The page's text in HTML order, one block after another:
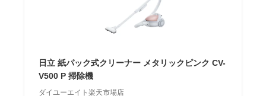
日立 紙パック式クリーナー メタリックピンク CV-
V500 P 掃除機
ダイユーエイト楽天市場店